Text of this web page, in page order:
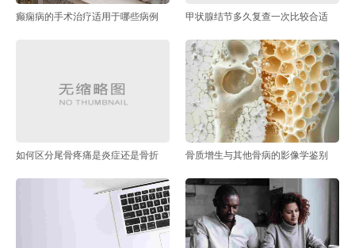
癫痫病的手术治疗适用于哪些病例 甲状腺结节多久复查一次比较合适
如何区分尾骨疼痛是炎症还是骨折 骨质增生与其他骨病的影像学鉴别